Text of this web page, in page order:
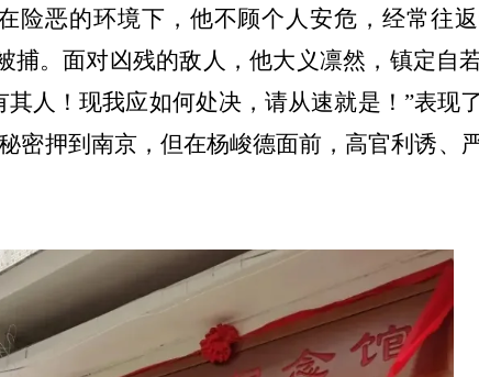
险恶的环境下，他不顾个人安危，经常往
捕。面对凶残的敌人，他大义凛然，镇定自
人！现我应如何处决，请从速就是！”表现
密押到南京，但在杨峻德面前，高官利诱、